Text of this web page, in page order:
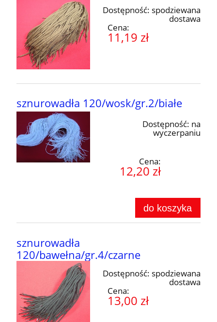
Dostępność: spodziewana
dostawa
Cena:
11,19 zł
sznurowadła 120/wosk/gr.2/białe
Dostępność: na
wyczerpaniu
Cena:
12,20 zł
do koszyka
sznurowadła
120/bawełna/gr.4/czarne
Dostępność: spodziewana
dostawa
Cena:
13,00 zł